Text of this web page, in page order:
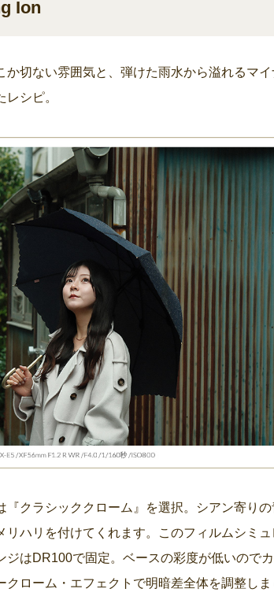
Ion
か切ない雰囲気と、弾けた雨水から溢れるマ
シピ。
『クラシッククローム』を選択。シアン寄り
リハリを付けてくれます。このフィルムシミ
ジはDR100で固定。ベースの彩度が低いので
ローム・エフェクトで明暗差全体を調整しま